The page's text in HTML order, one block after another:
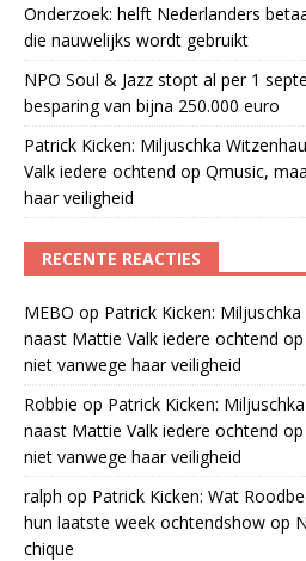
Onderzoek: helft Nederlanders
die nauwelijks wordt gebruikt
NPO Soul & Jazz stopt al per 1
besparing van bijna 250.000 euro
Patrick Kicken: Miljuschka
Valk iedere ochtend op Qmusic,
haar veiligheid
RECENTE REACTIES
MEBO op Patrick Kicken:
naast Mattie Valk iedere ochtend
niet vanwege haar veiligheid
Robbie op Patrick Kicken:
naast Mattie Valk iedere ochtend
niet vanwege haar veiligheid
ralph op Patrick Kicken: Wat
hun laatste week ochtendshow op
chique